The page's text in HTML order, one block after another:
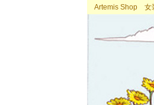
Artemis Shop 女